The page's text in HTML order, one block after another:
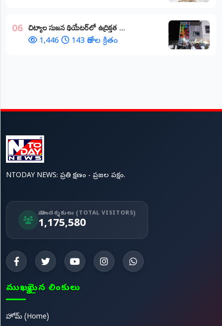
06 చిట్యాల సుజన థియేటర్‌లో ఉద్రిక్తత ...
1,446 143 రోజుల క్రితం
NTODAY NEWS: ప్రతి క్షణం - ప్రజల పక్షం.
మా సందర్శకులు (TOTAL VISITORS)
1,175,580
ముఖ్యమైన లింకులు
హోమ్ (Home)